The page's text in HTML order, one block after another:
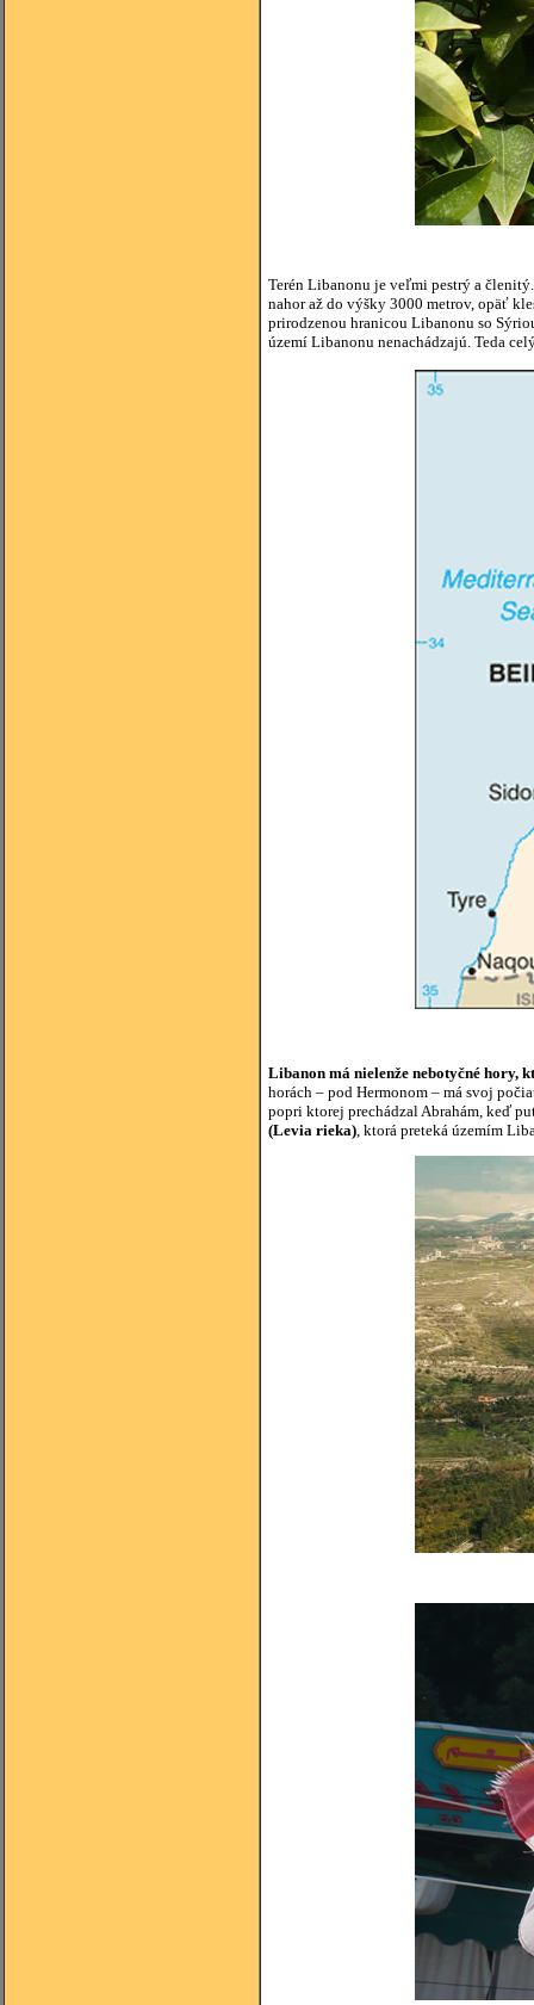
Terén Libanonu je veľmi pestrý a
nahor až do výšky 3000 metrov, opäť
prirodzenou hranicou Libanonu so
území Libanonu nenachádzajú. Teda
Libanon má nielenže nebotyčné hory,
horách – pod Hermonom – má svoj
popri ktorej prechádzal Abrahám, keď
(Levia rieka), ktorá preteká územím